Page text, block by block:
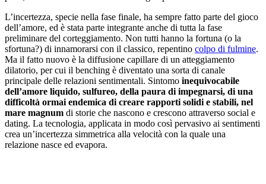
L’incertezza, specie nella fase finale, ha sempre fatto parte del gioco
dell’amore, ed è stata parte integrante anche di tutta la fase
preliminare del corteggiamento. Non tutti hanno la fortuna (o la
sfortuna?) di innamorarsi con il classico, repentino colpo di fulmine.
Ma il fatto nuovo è la diffusione capillare di un atteggiamento
dilatorio, per cui il benching è diventato una sorta di canale
principale delle relazioni sentimentali. Sintomo inequivocabile
dell’amore liquido, sulfureo, della paura di impegnarsi, di una
difficoltà ormai endemica di creare rapporti solidi e stabili, nel
mare magnum di storie che nascono e crescono attraverso social e
dating. La tecnologia, applicata in modo così pervasivo ai sentimenti
crea un’incertezza simmetrica alla velocità con la quale una
relazione nasce ed evapora.